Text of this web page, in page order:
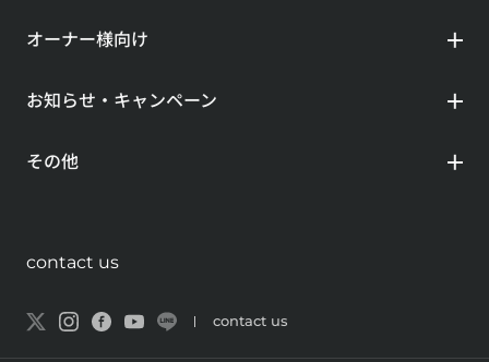
オーナー様向け
お知らせ・キャンペーン
その他
contact us
contact us